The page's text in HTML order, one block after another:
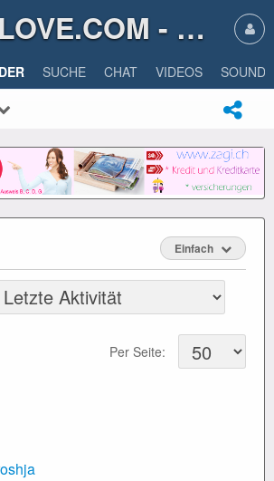
ALBALOVE.COM - ALBA LOVE
SUCHE CHAT VIDEOS SOUNDS
Einfach
Per Seite: